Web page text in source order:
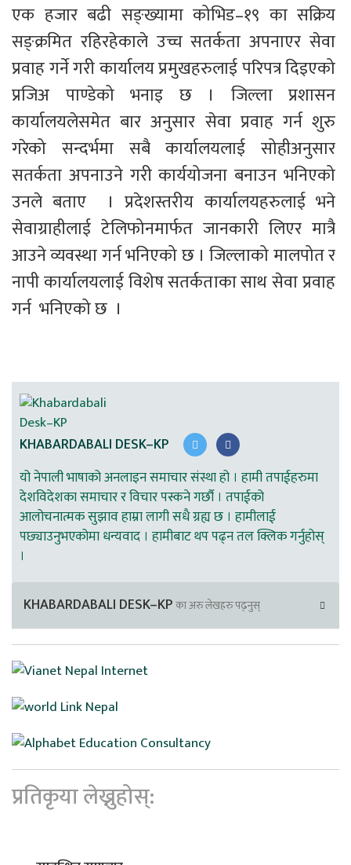
एक हजार बढी सङ्ख्यामा कोभिड–१९ का सक्रिय
सङ्क्रमित रहिरहेकाले उच्च सतर्कता अपनाएर सेवा
प्रवाह गर्ने गरी कार्यालय प्रमुखहरुलाई परिपत्र दिइएको
प्रजिअ पाण्डेको भनाइ छ । जिल्ला प्रशासन
कार्यालयलेसमेत बार अनुसार सेवा प्रवाह गर्न शुरु
गरेको सन्दर्भमा सबै कार्यालयलाई सोहीअनुसार
सतर्कता अपनाउने गरी कार्ययोजना बनाउन भनिएको
उनले बताए  । प्रदेशस्तरीय कार्यालयहरुलाई भने
सेवाग्राहीलाई टेलिफोनमार्फत जानकारी लिएर मात्रै
आउने व्यवस्था गर्न भनिएको छ । जिल्लाको मालपोत र
नापी कार्यालयलाई विशेष सतर्कताका साथ सेवा प्रवाह
गर्न  भनिएको छ  ।
KHABARDABALI DESK–KP
यो नेपाली भाषाको अनलाइन समाचार संस्था हो । हामी तपाईहरुमा
देशविदेशका समाचार र विचार पस्कने गर्छौ । तपाईको
आलोचनात्मक सुझाव हाम्रा लागी सधै ग्रह्य छ । हामीलाई
पछ्याउनुभएकोमा धन्यवाद । हामीबाट थप पढ्न तल क्लिक गर्नुहोस्
।
KHABARDABALI DESK–KPका अरु लेखहरु पढ्नुस्
प्रतिकृया लेख्नुहोस्: